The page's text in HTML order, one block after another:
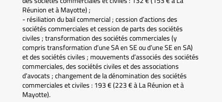
Réunion et à Mayotte) ;
- résiliation du bail commercial ; cession d’actions des
sociétés commerciales et cession de parts des sociétés
civiles ; transformation des sociétés commerciales (y
compris transformation d’une SA en SE ou d’une SE en SA)
et des sociétés civiles ; mouvements d’associés des sociétés
commerciales, des sociétés civiles et des associations
d’avocats ; changement de la dénomination des sociétés
commerciales et civiles : 193 € (223 € à La Réunion et à
Mayotte).